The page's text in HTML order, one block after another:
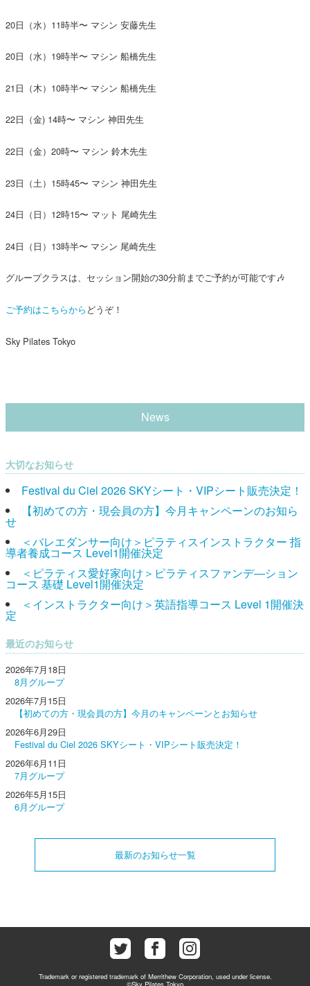
20日（水）11時半〜 マシン 安藤先生
20日（水）19時半〜 マシン 船橋先生
21日（木）10時半〜 マシン 船橋先生
22日（金) 14時〜 マシン 神田先生
22日（金）20時〜 マシン 鈴木先生
23日（土）15時45〜 マシン 神田先生
24日（日）12時15〜 マット 尾崎先生
24日（日）13時半〜 マシン 尾崎先生
グループクラスは、セッション開始の30分前までご予約が可能です🎶
ご予約はこちらから どうぞ！
Sky Pilates Tokyo
News
大切なお知らせ
Festival du Ciel 2026 SKYシート・VIPシート販売決定！
【初めての方・現会員の方】今月キャンペーンのお知ら
せ
＜バレエダンサー向け＞ピラティスインストラクター 指
導者養成コース Level1開催決定
＜ピラティス愛好家向け＞ピラティスファンデ―ション
コース 基礎 Level1開催決定
＜インストラクター向け＞英語指導コース Level 1開催決
定
最近のお知らせ
2026年7月18日
8月グループ
2026年7月15日
【初めての方・現会員の方】今月のキャンペーンとお知らせ
2026年6月29日
Festival du Ciel 2026 SKYシート・VIPシート販売決定！
2026年6月11日
7月グループ
2026年5月15日
6月グループ
最新のお知らせ一覧
Trademark or registered trademark of Merrithew Corporation, used under license.
©Sky Pilates Tokyo